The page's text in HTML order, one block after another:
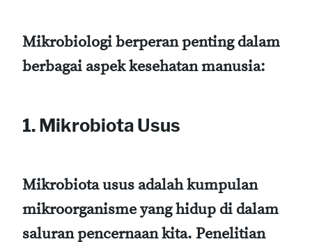
Mikrobiologi berperan penting dalam
berbagai aspek kesehatan manusia:
1. Mikrobiota Usus
Mikrobiota usus adalah kumpulan
mikroorganisme yang hidup di dalam
saluran pencernaan kita. Penelitian